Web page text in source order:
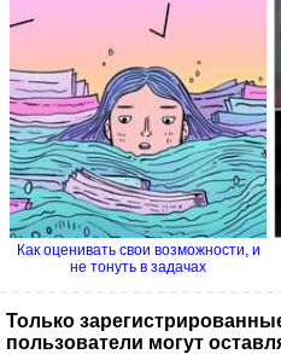
Как оценивать свои возможности, и
не тонуть в задачах
Только
пользователи могут